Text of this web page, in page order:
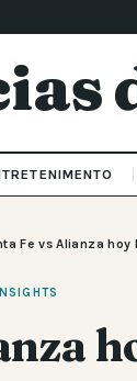
Fe vs Alianza hoy